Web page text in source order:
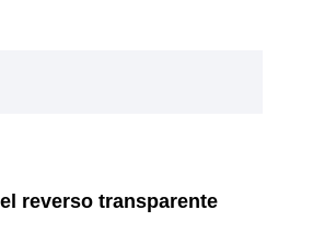
reverso transparente